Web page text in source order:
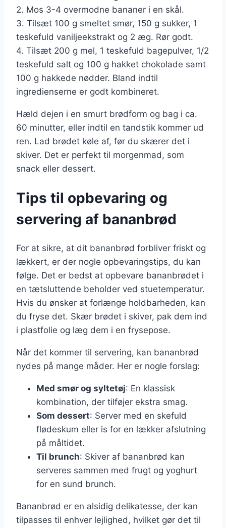
2. Mos 3-4 overmodne bananer i en skål.
3. Tilsæt 100 g smeltet smør, 150 g sukker, 1
teskefuld vaniljeekstrakt og 2 æg. Rør godt.
4. Tilsæt 200 g mel, 1 teskefuld bagepulver, 1/2
teskefuld salt og 100 g hakket chokolade samt
100 g hakkede nødder. Bland indtil
ingredienserne er godt kombineret.
Hæld dejen i en smurt brødform og bag i ca.
60 minutter, eller indtil en tandstik kommer ud
ren. Lad brødet køle af, før du skærer det i
skiver. Det er perfekt til morgenmad, som
snack eller dessert.
Tips til opbevaring og
servering af bananbrød
For at sikre, at dit bananbrød forbliver friskt og
lækkert, er der nogle opbevaringstips, du kan
følge. Det er bedst at opbevare bananbrødet i
en tætsluttende beholder ved stuetemperatur.
Hvis du ønsker at forlænge holdbarheden, kan
du fryse det. Skær brødet i skiver, pak dem ind
i plastfolie og læg dem i en frysepose.
Når det kommer til servering, kan bananbrød
nydes på mange måder. Her er nogle forslag:
Med smør og syltetøj: En klassisk
kombination, der tilføjer ekstra smag.
Som dessert: Server med en skefuld
flødeskum eller is for en lækker afslutning
på måltidet.
Til brunch: Skiver af bananbrød kan
serveres sammen med frugt og yoghurt
for en sund brunch.
Bananbrød er en alsidig delikatesse, der kan
tilpasses til enhver lejlighed, hvilket gør det til